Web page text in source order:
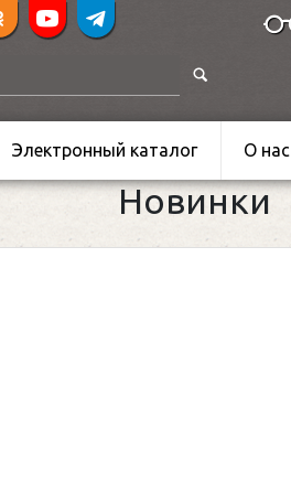
Электронный каталог О нас
Новинки